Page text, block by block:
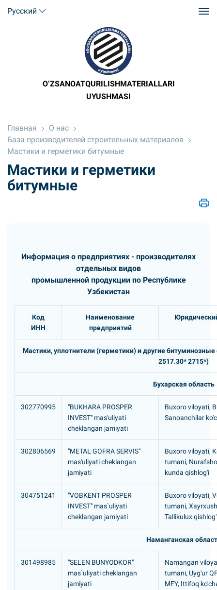
Русский
O’ZSANOATQURILISHMATERIALLARI
UYUSHMASI
Главная
О нас
База производителей строительных материалов
Мастики и герметики битумные
Мастики и герметики
битумные
Информация о предприятиях - производителях
отдельных видов
промышленной продукции по Республике
Узбекистан
Код
ИНН
Наименование
предприятий
Мастики, уплотнители (герметики) и другие
2517.30* 2715*)
Бухарская область
302770995
"BUKHARA PROSPER
INVEST" mas'uliyati
cheklangan jamiyati
Buxoro viloyati,
Sanoanchilar
302806569
"METAL GOFRA SERVIS"
mas'uliyati cheklangan
jamiyati
Buxoro viloyati,
tumani,
kunda qishlog'i
304751241
"VOBKENT PROSPER
INVEST" mas`uliyati
cheklangan jamiyati
Buxoro viloyati,
tumani,
Tallikulux
Наманганская
301498985
"SELEN BUNYODKOR"
mas`uliyati cheklangan
jamiyati
Namangan
tumani, Uyg'ur
MFY, Ittifoq